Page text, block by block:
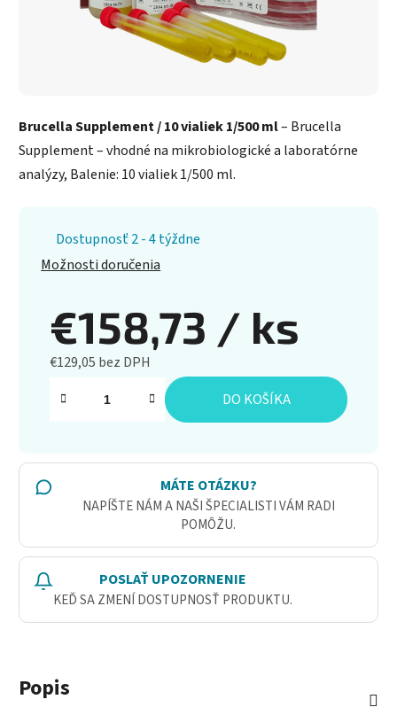
Brucella Supplement / 10 vialiek 1/500 ml– Brucella
Supplement – vhodné na mikrobiologické a laboratórne
analýzy, Balenie: 10 vialiek 1/500 ml.
Dostupnosť 2 - 4 týždne
Možnosti doručenia
€158,73 / ks
€129,05 bez DPH
Jednotková cena:
DO KOŠÍKA
MÁTE OTÁZKU?
NAPÍŠTE NÁM A NAŠI ŠPECIALISTI VÁM RADI
POMÔŽU.
POSLAŤ UPOZORNENIE
KEĎ SA ZMENÍ DOSTUPNOSŤ PRODUKTU.
Popis